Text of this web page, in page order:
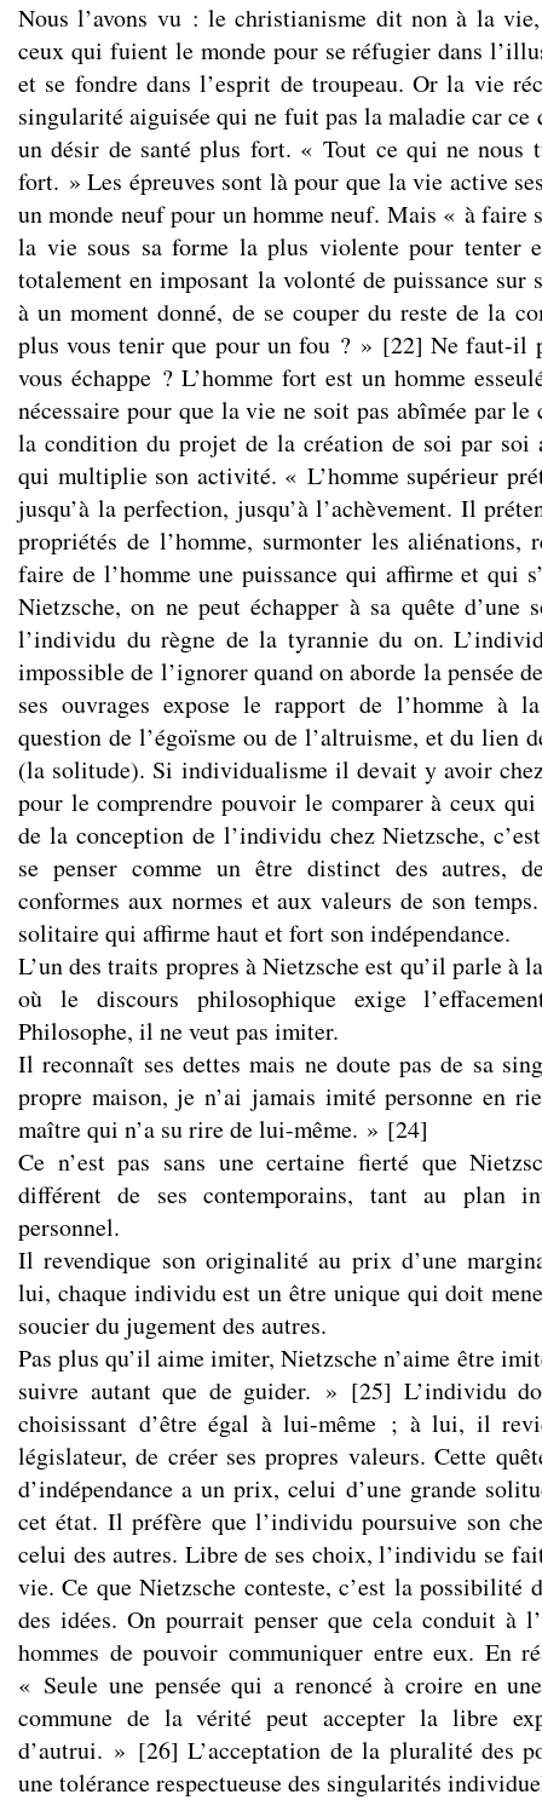
Nous l’avons vu : le christianisme dit non à la
ceux qui fuient le monde pour se réfugier dans
et se fondre dans l’esprit de troupeau. Or la vie
singularité aiguisée qui ne fuit pas la maladie car ce
un désir de santé plus fort. « Tout ce qui ne nous
fort. » Les épreuves sont là pour que la vie active
un monde neuf pour un homme neuf. Mais « à faire
la vie sous sa forme la plus violente pour tenter
totalement en imposant la volonté de puissance sur
à un moment donné, de se couper du reste de la
plus vous tenir que pour un fou ? » [22] Ne faut-il
vous échappe ? L’homme fort est un homme
nécessaire pour que la vie ne soit pas abîmée par
la condition du projet de la création de soi par soi
qui multiplie son activité. « L’homme supérieur
jusqu’à la perfection, jusqu’à l’achèvement. Il
propriétés de l’homme, surmonter les aliénations,
faire de l’homme une puissance qui affirme et qui
Nietzsche, on ne peut échapper à sa quête d’une
l’individu du règne de la tyrannie du on.
impossible de l’ignorer quand on aborde la pensée
ses ouvrages expose le rapport de l’homme à
question de l’égoïsme ou de l’altruisme, et du lien
(la solitude). Si individualisme il devait y avoir
pour le comprendre pouvoir le comparer à ceux qui
de la conception de l’individu chez Nietzsche,
se penser comme un être distinct des autres,
conformes aux normes et aux valeurs de son
solitaire qui affirme haut et fort son indépendance.
L’un des traits propres à Nietzsche est qu’il parle à
où le discours philosophique exige
Philosophe, il ne veut pas imiter.
Il reconnaît ses dettes mais ne doute pas de sa
propre maison, je n’ai jamais imité personne en
maître qui n’a su rire de lui-même. » [24]
Ce n’est pas sans une certaine fierté que
différent de ses contemporains, tant au plan
personnel.
Il revendique son originalité au prix d’une
lui, chaque individu est un être unique qui doit
soucier du jugement des autres.
Pas plus qu’il aime imiter, Nietzsche n’aime être
suivre autant que de guider. » [25] L’individu
choisissant d’être égal à lui-même ; à lui, il
législateur, de créer ses propres valeurs. Cette
d’indépendance a un prix, celui d’une grande
cet état. Il préfère que l’individu poursuive son
celui des autres. Libre de ses choix, l’individu se
vie. Ce que Nietzsche conteste, c’est la possibilité
des idées. On pourrait penser que cela conduit à
hommes de pouvoir communiquer entre eux. En
« Seule une pensée qui a renoncé à croire en
commune de la vérité peut accepter la libre
d’autrui. » [26] L’acceptation de la pluralité des
une tolérance respectueuse des singularités